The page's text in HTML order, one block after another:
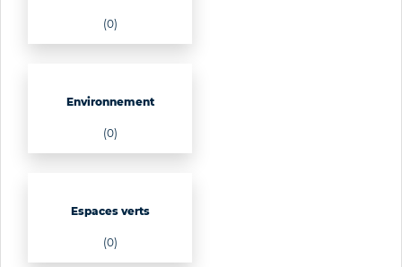
(0)
Environnement
(0)
Espaces verts
(0)